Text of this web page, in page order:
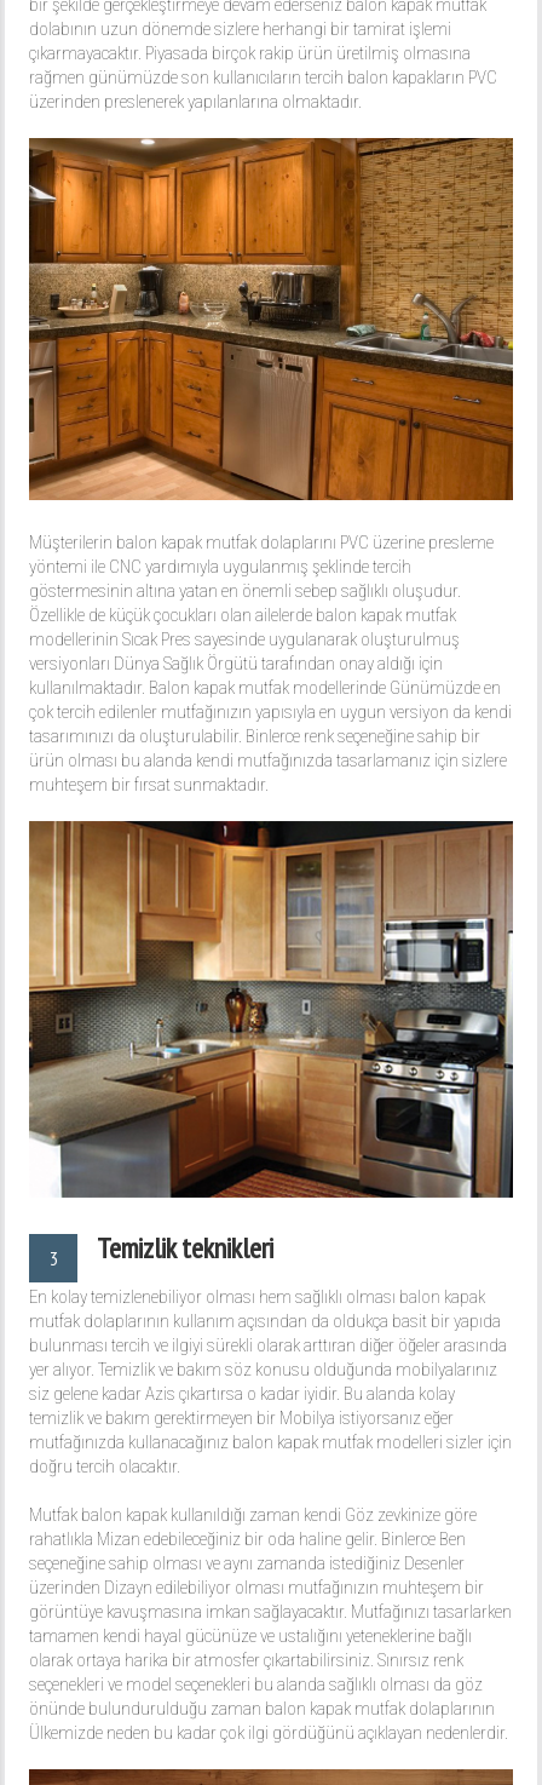
bir şekilde gerçekleştirmeye devam ederseniz balon kapak mutfak
dolabının uzun dönemde sizlere herhangi bir tamirat işlemi
çıkarmayacaktır. Piyasada birçok rakip ürün üretilmiş olmasına
rağmen günümüzde son kullanıcıların tercih balon kapakların PVC
üzerinden preslenerek yapılanlarına olmaktadır.
Müşterilerin balon kapak mutfak dolaplarını PVC üzerine presleme
yöntemi ile CNC yardımıyla uygulanmış şeklinde tercih
göstermesinin altına yatan en önemli sebep sağlıklı oluşudur.
Özellikle de küçük çocukları olan ailelerde balon kapak mutfak
modellerinin Sıcak Pres sayesinde uygulanarak oluşturulmuş
versiyonları Dünya Sağlık Örgütü tarafından onay aldığı için
kullanılmaktadır. Balon kapak mutfak modellerinde Günümüzde en
çok tercih edilenler mutfağınızın yapısıyla en uygun versiyon da kendi
tasarımınızı da oluşturulabilir. Binlerce renk seçeneğine sahip bir
ürün olması bu alanda kendi mutfağınızda tasarlamanız için sizlere
muhteşem bir fırsat sunmaktadır.
3 Temizlik teknikleri
En kolay temizlenebiliyor olması hem sağlıklı olması balon kapak
mutfak dolaplarının kullanım açısından da oldukça basit bir yapıda
bulunması tercih ve ilgiyi sürekli olarak arttıran diğer öğeler arasında
yer alıyor. Temizlik ve bakım söz konusu olduğunda mobilyalarınız
siz gelene kadar Azis çıkartırsa o kadar iyidir. Bu alanda kolay
temizlik ve bakım gerektirmeyen bir Mobilya istiyorsanız eğer
mutfağınızda kullanacağınız balon kapak mutfak modelleri sizler için
doğru tercih olacaktır.
Mutfak balon kapak kullanıldığı zaman kendi Göz zevkinize göre
rahatlıkla Mizan edebileceğiniz bir oda haline gelir. Binlerce Ben
seçeneğine sahip olması ve aynı zamanda istediğiniz Desenler
üzerinden Dizayn edilebiliyor olması mutfağınızın muhteşem bir
görüntüye kavuşmasına imkan sağlayacaktır. Mutfağınızı tasarlarken
tamamen kendi hayal gücünüze ve ustalığını yeteneklerine bağlı
olarak ortaya harika bir atmosfer çıkartabilirsiniz. Sınırsız renk
seçenekleri ve model seçenekleri bu alanda sağlıklı olması da göz
önünde bulundurulduğu zaman balon kapak mutfak dolaplarının
Ülkemizde neden bu kadar çok ilgi gördüğünü açıklayan nedenlerdir.